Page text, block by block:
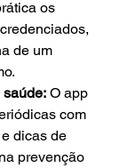
os
de um
saúde: O app
com
dicas de
prevenção